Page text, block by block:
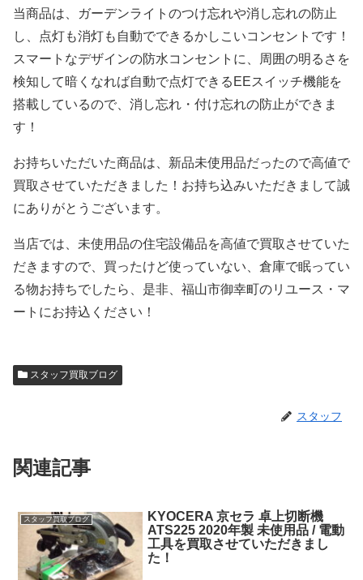
当商品は、ガーデンライトのつけ忘れや消し忘れの防止
し、点灯も消灯も自動でできるかしこいコンセントです！
スマートなデザインの防水コンセントに、周囲の明るさを
検知して暗くなれば自動で点灯できるEEスイッチ機能を
搭載しているので、消し忘れ・付け忘れの防止ができま
す！
お持ちいただいた商品は、新品未使用品だったので高値で
買取させていただきました！お持ち込みいただきまして誠
にありがとうございます。
当店では、未使用品の住宅設備品を高値で買取させていた
だきますので、買ったけど使っていない、倉庫で眠ってい
る物お持ちでしたら、是非、福山市御幸町のリユース・マ
ートにお持込ください！
スタッフ買取ブログ
スタッフ
関連記事
スタッフ買取ブログ
KYOCERA 京セラ 卓上切断機
ATS225 2020年製 未使用品 / 電動
工具を買取させていただきまし
た！